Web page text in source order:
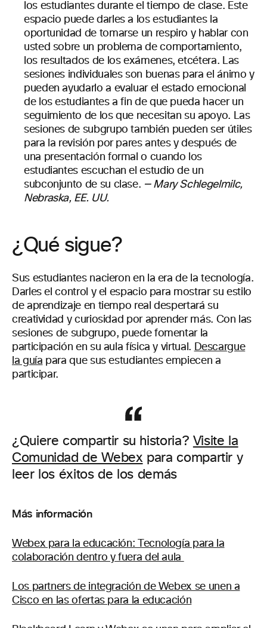
los estudiantes durante el tiempo de clase. Este
espacio puede darles a los estudiantes la
oportunidad de tomarse un respiro y hablar con
usted sobre un problema de comportamiento,
los resultados de los exámenes, etcétera. Las
sesiones individuales son buenas para el ánimo y
pueden ayudarlo a evaluar el estado emocional
de los estudiantes a fin de que pueda hacer un
seguimiento de los que necesitan su apoyo. Las
sesiones de subgrupo también pueden ser útiles
para la revisión por pares antes y después de
una presentación formal o cuando los
estudiantes escuchan el estudio de un
subconjunto de su clase. — Mary Schlegelmilc,
Nebraska, EE. UU.
¿Qué sigue?
Sus estudiantes nacieron en la era de la tecnología.
Darles el control y el espacio para mostrar su estilo
de aprendizaje en tiempo real despertará su
creatividad y curiosidad por aprender más. Con las
sesiones de subgrupo, puede fomentar la
participación en su aula física y virtual. Descargue
la guía para que sus estudiantes empiecen a
participar.
¿Quiere compartir su historia? Visite la
Comunidad de Webexpara compartir y
leer los éxitos de los demás
Más información
Webex para la educación: Tecnología para la
colaboración dentro y fuera del aula
Los partners de integración de Webex se unen a
Cisco en las ofertas para la educación